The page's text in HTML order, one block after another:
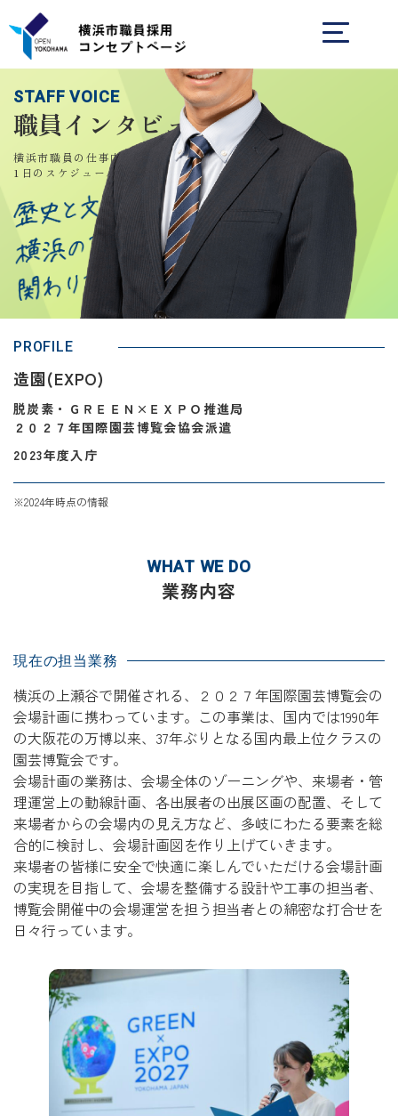
STAFF VOICE
職員インタビュー
横浜市職員の仕事内容や、
1日のスケジュールを知る
PROFILE
造園(EXPO)
脱炭素・ＧＲＥＥＮ×ＥＸＰＯ推進局
２０２７年国際園芸博覧会協会派遣
2023年度入庁
※2024年時点の情報
WHAT WE DO
業務内容
現在の担当業務
横浜の上瀬谷で開催される、２０２７年国際園芸博覧会の
会場計画に携わっています。この事業は、国内では1990年
の大阪花の万博以来、37年ぶりとなる国内最上位クラスの
園芸博覧会です。
会場計画の業務は、会場全体のゾーニングや、来場者・管
理運営上の動線計画、各出展者の出展区画の配置、そして
来場者からの会場内の見え方など、多岐にわたる要素を総
合的に検討し、会場計画図を作り上げていきます。
来場者の皆様に安全で快適に楽しんでいただける会場計画
の実現を目指して、会場を整備する設計や工事の担当者、
博覧会開催中の会場運営を担う担当者との綿密な打合せを
日々行っています。